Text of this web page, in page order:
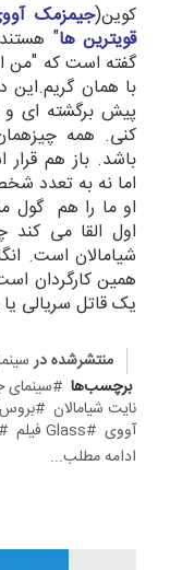
کوین(جیمزمک
قویترین ها"
گفته است که "من
با همان
پیش برگشته ای و
کنی. همه
باشد. باز هم
اما نه به تعدد
او ما را هم گول
اول القا می کند
شیامالان است.
همین کارگردان
یک قاتل سریالی
منتشرشده در
برچسب‌ها
سینمای
نایت شیامالان
آووی
Glass فیلم
ادامه مطلب...